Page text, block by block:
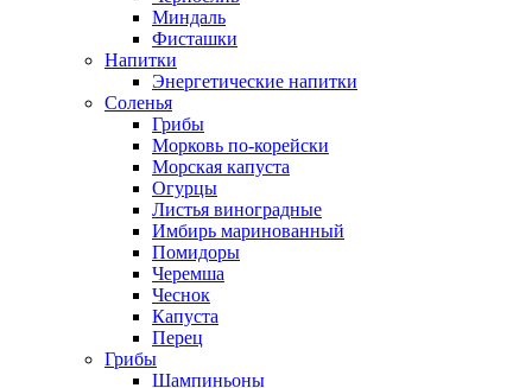
Миндаль
Фисташки
Напитки
Энергетические напитки
Соленья
Грибы
Морковь по-корейски
Морская капуста
Огурцы
Листья виноградные
Имбирь маринованный
Помидоры
Черемша
Чеснок
Капуста
Перец
Грибы
Шампиньоны